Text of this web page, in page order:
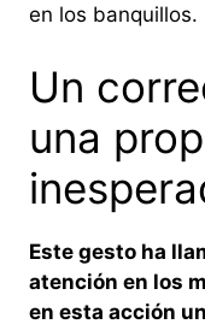
en los banquillos.
Un
una
Este gesto ha
atención en los
en esta acción